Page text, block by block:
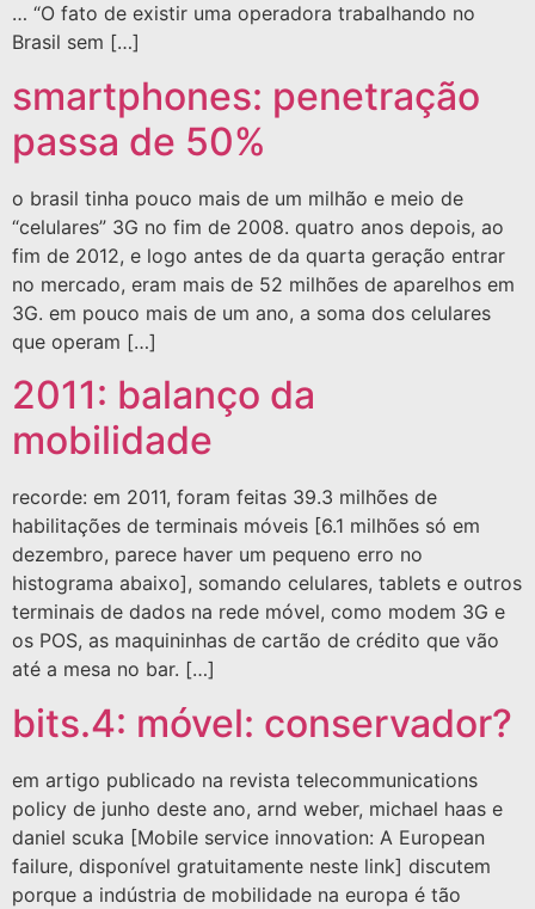
… “O fato de existir uma operadora trabalhando no
Brasil sem […]
smartphones: penetração
passa de 50%
o brasil tinha pouco mais de um milhão e meio de
“celulares” 3G no fim de 2008. quatro anos depois, ao
fim de 2012, e logo antes de da quarta geração entrar
no mercado, eram mais de 52 milhões de aparelhos em
3G. em pouco mais de um ano, a soma dos celulares
que operam […]
2011: balanço da
mobilidade
recorde: em 2011, foram feitas 39.3 milhões de
habilitações de terminais móveis [6.1 milhões só em
dezembro, parece haver um pequeno erro no
histograma abaixo], somando celulares, tablets e outros
terminais de dados na rede móvel, como modem 3G e
os POS, as maquininhas de cartão de crédito que vão
até a mesa no bar. […]
bits.4: móvel: conservador?
em artigo publicado na revista telecommunications
policy de junho deste ano, arnd weber, michael haas e
daniel scuka [Mobile service innovation: A European
failure, disponível gratuitamente neste link] discutem
porque a indústria de mobilidade na europa é tão